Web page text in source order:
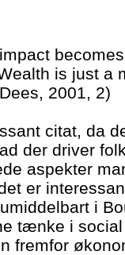
is just a
2001, 2)
citat, da
der driver
aspekter
er
i
tænke i
fremfor